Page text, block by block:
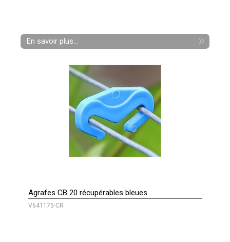
En savoir plus...
Agrafes CB 20 récupérables bleues
V641175-CR